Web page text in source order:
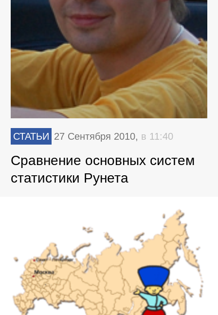
СТАТЬИ 27 Сентября 2010, в 11:40
Сравнение основных систем
статистики Рунета